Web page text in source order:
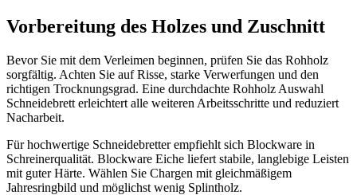
Vorbereitung des Holzes und Zuschnitt
Bevor Sie mit dem Verleimen beginnen, prüfen Sie das Rohholz
sorgfältig. Achten Sie auf Risse, starke Verwerfungen und den
richtigen Trocknungsgrad. Eine durchdachte Rohholz Auswahl
Schneidebrett erleichtert alle weiteren Arbeitsschritte und reduziert
Nacharbeit.
Für hochwertige Schneidebretter empfiehlt sich Blockware in
Schreinerqualität. Blockware Eiche liefert stabile, langlebige Leisten
mit guter Härte. Wählen Sie Chargen mit gleichmäßigem
Jahresringbild und möglichst wenig Splintholz.